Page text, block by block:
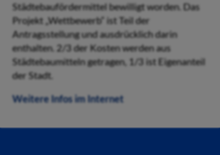
Städtebaufördermittel bewilligt worden. Das
Projekt „Wettbewerb“ ist Teil der
Antragsstellung und ausdrücklich darin
enthalten. 2/3 der Kosten werden aus
Städtebaumitteln getragen, 1/3 ist Eigenanteil
der Stadt.
Weitere Infos im Internet